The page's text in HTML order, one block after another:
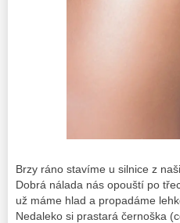
Brzy ráno stavíme u silnice z
Dobrá nálada nás opouští po
už máme hlad a propadáme
Nedaleko si prastará černoška